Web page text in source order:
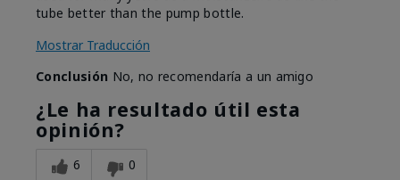
tube better than the pump bottle.
Mostrar Traducción
Conclusión No, no recomendaría a un amigo
¿Le ha resultado útil esta
opinión?
6 0